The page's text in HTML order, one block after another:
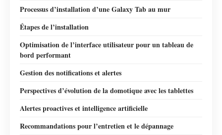
Processus d’installation d’une Galaxy Tab au mur
Étapes de l’installation
Optimisation de l’interface utilisateur pour un tableau de
bord performant
Gestion des notifications et alertes
Perspectives d’évolution de la domotique avec les tablettes
Alertes proactives et intelligence artificielle
Recommandations pour l’entretien et le dépannage